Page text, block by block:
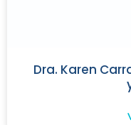
Dra. Karen